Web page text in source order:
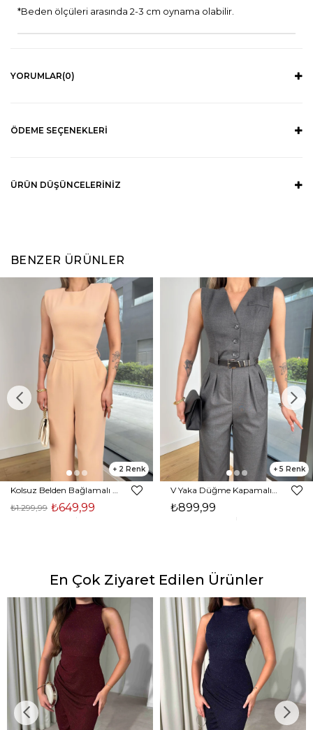
*Beden ölçüleri arasında 2-3 cm oynama olabilir.
YORUMLAR(0)
ÖDEME SEÇENEKLERI
ÜRÜN DÜŞÜNCELERINIZ
BENZER ÜRÜNLER
2
₺649,99
₺1.299,99
5
₺899,99
En Çok Ziyaret Edilen Ürünler